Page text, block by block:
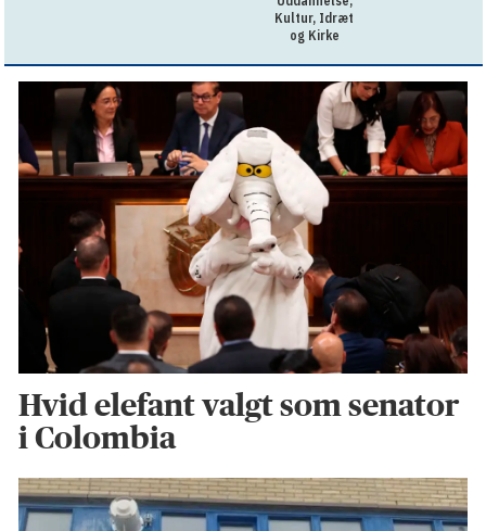
Kultur, Idræt
og Kirke
Hvid elefant valgt som senator
i Colombia